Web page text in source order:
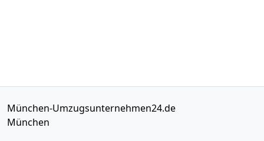
München-Umzugsunternehmen24.de
München